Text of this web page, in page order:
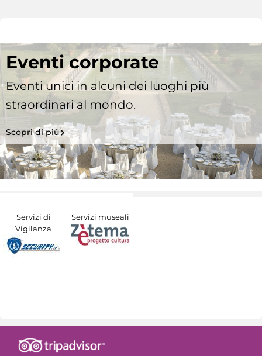
Eventi corporate
Eventi unici in alcuni dei luoghi più
straordinari al mondo.
Scopri di più
Servizi di
Vigilanza
Servizi museali